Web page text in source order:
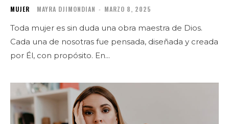
MUJER MAYRA DJIMONDIAN - MARZO 8, 2025
Toda mujer es sin duda una obra maestra de Dios.
Cada una de nosotras fue pensada, diseñada y creada
por Él, con propósito. En...